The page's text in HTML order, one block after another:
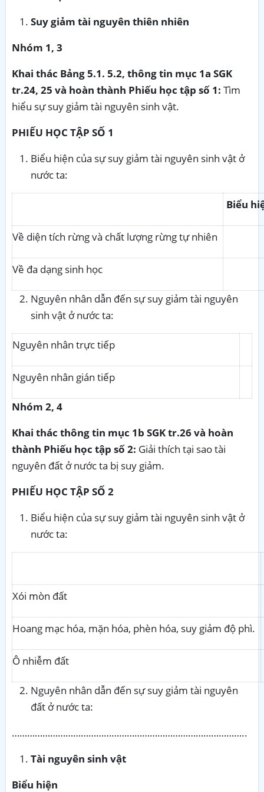
Suy giảm tài nguyên thiên nhiên
Nhóm 1, 3
Khai thác Bảng 5.1. 5.2, thông tin mục 1a SGK
tr.24, 25 và hoàn thành Phiếu học tập số 1: Tìm
hiểu sự suy giảm tài nguyên sinh vật.
PHIẾU HỌC TẬP SỐ 1
Biểu hiện của sự suy giảm tài nguyên sinh vật ở
nước ta:
Biểu
Về diện tích rừng và chất lượng rừng tự nhiên
Về đa dạng sinh học
Nguyên nhân dẫn đến sự suy giảm tài nguyên
sinh vật ở nước ta:
Nguyên nhân trực tiếp
Nguyên nhân gián tiếp
Nhóm 2, 4
Khai thác thông tin mục 1b SGK tr.26 và hoàn
thành Phiếu học tập số 2: Giải thích tại sao tài
nguyên đất ở nước ta bị suy giảm.
PHIẾU HỌC TẬP SỐ 2
Biểu hiện của sự suy giảm tài nguyên sinh vật ở
nước ta:
Xói mòn đất
Hoang mạc hóa, mặn hóa, phèn hóa, suy giảm độ phì.
Ô nhiễm đất
Nguyên nhân dẫn đến sự suy giảm tài nguyên
đất ở nước ta:
………………………………………………………………………………..
Tài nguyên sinh vật
Biểu hiện